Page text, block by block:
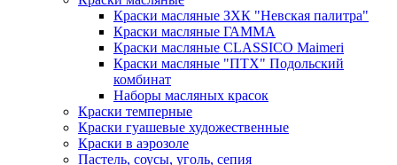
Краски масляные ЗХК "Невская палитра"
Краски масляные ГАММА
Краски масляные CLASSICO Maimeri
Краски масляные "ПТХ" Подольский
комбинат
Наборы масляных красок
Краски темперные
Краски гуашевые художественные
Краски в аэрозоле
Пастель, соусы, уголь, сепия